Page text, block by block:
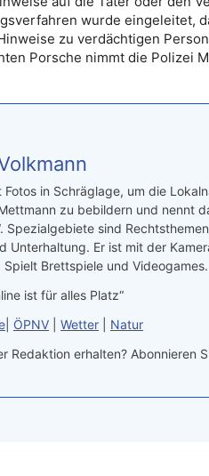
wurde eingeleitet,
zu verdächtigen
Porsche nimmt die Polizei
in Schräglage, um die
zu bebildern und nennt
Spezialgebiete sind
Unterhaltung. Er ist mit der
Spielt Brettspiele und Videogames.
ist für alles Platz“
ÖPNV Wetter
Natur
Redaktion erhalten? Abonnieren